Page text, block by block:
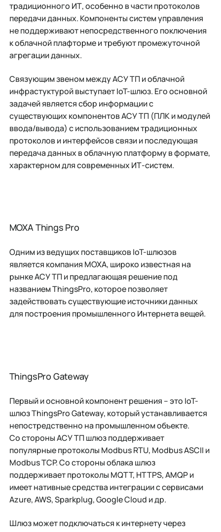
традиционного ИТ, особенно в части протоколов
передачи данных. Компоненты систем управления
не поддерживают непосредственного поключения
к облачной плафторме и требуют промежуточной
агрегации данных.
Связующим звеном между АСУ ТП и облачной
инфрастуктурой выступает IoT-шлюз. Его основной
задачей является сбор информации с
существующих компонентов АСУ ТП (ПЛК и модулей
ввода/вывода) с использованием традиционных
протоколов и интерфейсов связи и последующая
передача данных в облачную платформу в формате,
характерном для современных ИТ-систем.
MOXA Things Pro
Одним из ведущих поставщиков IoT-шлюзов
является компания MOXA, широко известная на
рынке АСУ ТП и предлагающая решение под
названием ThingsPro, которое позволяет
задействовать существующие источники данных
для построения промышленного Интернета вещей.
ThingsPro Gateway
Первый и основной компонент решения – это IoT-
шлюз ThingsPro Gateway, который устанавливается
непостредственно на промышленном объекте.
Со стороны АСУ ТП шлюз поддерживает
популярные протоколы Modbus RTU, Modbus ASCII и
Modbus TCP. Со стороны облака шлюз
поддерживает протоколы MQTT, HTTPS, AMQP и
имеет нативные средства интеграции с сервисами
Azure, AWS, Sparkplug, Google Cloud и др.
Шлюз может подключаться к интернету через